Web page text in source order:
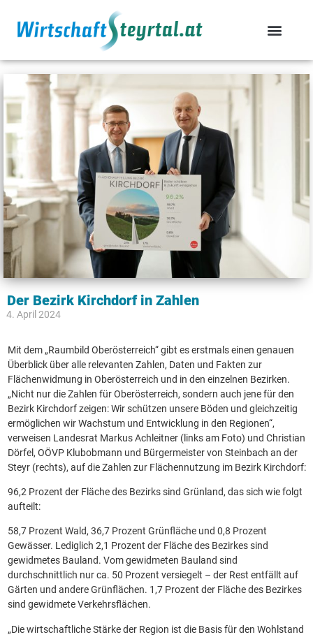
Der Bezirk Kirchdorf in Zahlen
4. April 2024
Mit dem „Raumbild Oberösterreich“ gibt es erstmals einen genauen
Überblick über alle relevanten Zahlen, Daten und Fakten zur
Flächenwidmung in Oberösterreich und in den einzelnen Bezirken.
„Nicht nur die Zahlen für Oberösterreich, sondern auch jene für den
Bezirk Kirchdorf zeigen: Wir schützen unsere Böden und gleichzeitig
ermöglichen wir Wachstum und Entwicklung in den Regionen“,
verweisen Landesrat Markus Achleitner (links am Foto) und Christian
Dörfel, OÖVP Klubobmann und Bürgermeister von Steinbach an der
Steyr (rechts), auf die Zahlen zur Flächennutzung im Bezirk Kirchdorf:
96,2 Prozent der Fläche des Bezirks sind Grünland, das sich wie folgt
aufteilt:
58,7 Prozent Wald, 36,7 Prozent Grünfläche und 0,8 Prozent
Gewässer. Lediglich 2,1 Prozent der Fläche des Bezirkes sind
gewidmetes Bauland. Vom gewidmeten Bauland sind
durchschnittlich nur ca. 50 Prozent versiegelt – der Rest entfällt auf
Gärten und andere Grünflächen. 1,7 Prozent der Fläche des Bezirkes
sind gewidmete Verkehrsflächen.
„Die wirtschaftliche Stärke der Region ist die Basis für den Wohlstand